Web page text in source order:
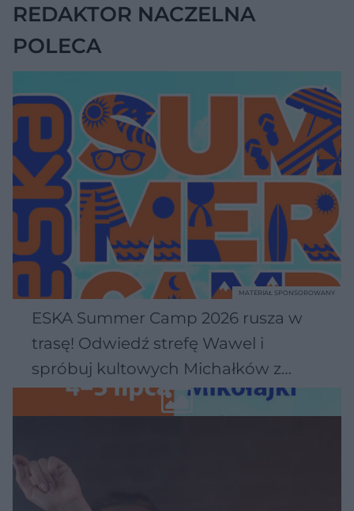
REDAKTOR NACZELNA
POLECA
ESKA Summer Camp 2026 rusza w
trasę! Odwiedź strefę Wawel i
spróbuj kultowych Michałków z
Wawelu
MATERIAŁ SPONSOROWANY